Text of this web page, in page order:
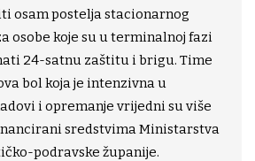
osam postelja stacionarnog
osobe koje su u terminalnoj fazi
24-satnu zaštitu i brigu. Time
bol koja je intenzivna u
i opremanje vrijedni su više
sredstvima Ministarstva
podravske županije.